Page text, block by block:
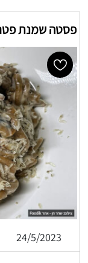
פסטה שמנת
24/5/2023